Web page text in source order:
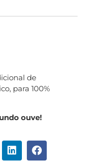
de
para 100%
ouve!